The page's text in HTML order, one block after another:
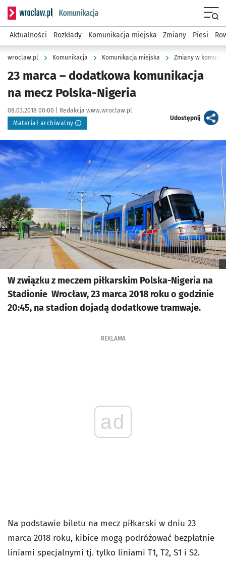
Serwis informacyjny wroclaw.pl podserwis: Komunikacja
Aktualności Rozkłady Komunikacja miejska Zmiany Piesi
wroclaw.pl Komunikacja Komunikacja miejska Zmiany w
23 marca – dodatkowa komunikacja
na mecz Polska-Nigeria
Data publikacji:
08.03.2018 00:00 | Autor:
Redakcja www.wroclaw.pl
Materiał archiwalny
Udostępnijartykuł
Kliknij, aby powiększyć
W związku z meczem piłkarskim Polska-Nigeria na
Stadionie Wrocław, 23 marca 2018 roku o godzinie
20:45, na stadion dojadą dodatkowe tramwaje.
REKLAMA
ad
Na podstawie biletu na mecz piłkarski w dniu 23
marca 2018 roku, kibice mogą podróżować bezpłatnie
liniami specjalnymi tj. tylko liniami T1, T2, S1 i S2.